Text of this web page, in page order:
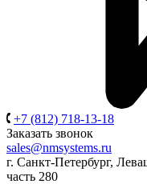
+7 (812) 718-13-18
Заказать звонок
sales@nmsystems.ru
г. Санкт-Петербург,
часть 280